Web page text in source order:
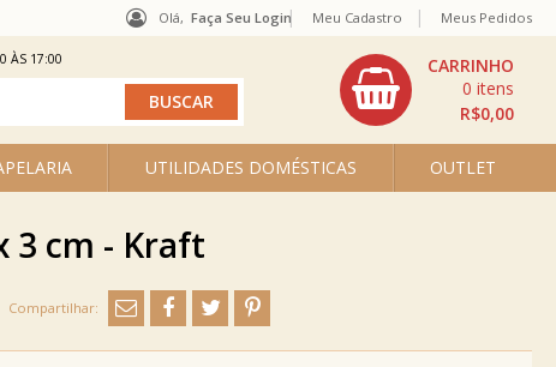
Olá, Faça Seu Login
UTILIDADES DOMÉSTICAS OUTLET
R$0,00
0
Meu Cadastro Meus Pedidos
ÀS 17:00
3 cm - Kraft